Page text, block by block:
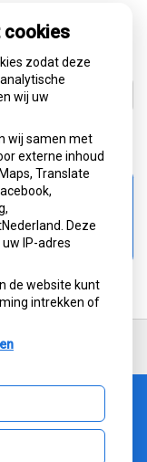
cookies
zodat deze
wij uw
wij samen met
externe inhoud
Translate
Deze
IP-adres
de website kunt
intrekken of